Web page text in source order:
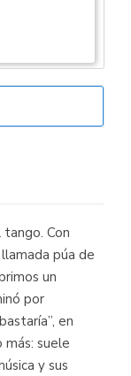
Con
púa de
un
por
en
suele
y sus